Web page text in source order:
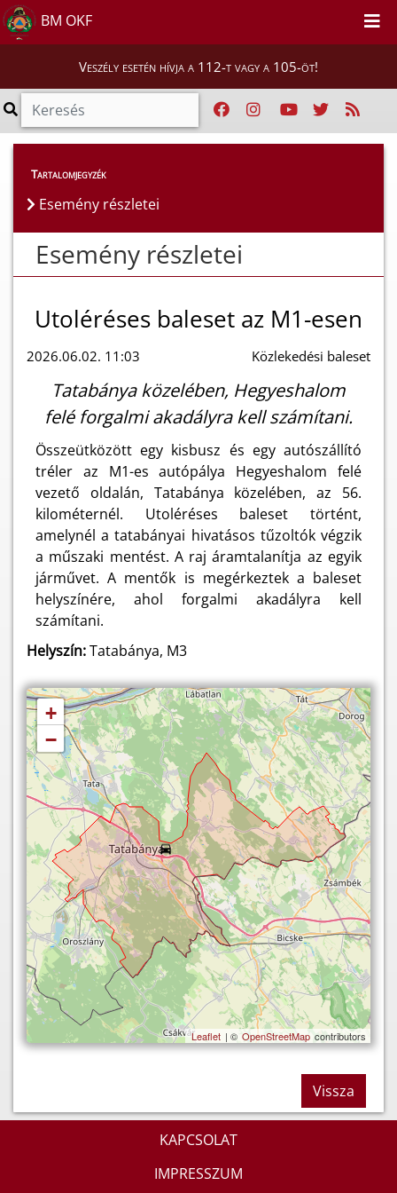
BM OKF
Veszély esetén hívja a 112-t vagy a 105-öt!
Esemény részletei
Tartalomjegyzék
Esemény részletei
Esemény részletei
Utoléréses baleset az M1-esen
2026.06.02. 11:03 Közlekedési baleset
Tatabánya közelében, Hegyeshalom
felé forgalmi akadályra kell számítani.
Összeütközött egy kisbusz és egy autószállító
tréler az M1-es autópálya Hegyeshalom felé
vezető oldalán, Tatabánya közelében, az 56.
kilométernél. Utoléréses baleset történt,
amelynél a tatabányai hivatásos tűzoltók végzik
a műszaki mentést. A raj áramtalanítja az egyik
járművet. A mentők is megérkeztek a baleset
helyszínére, ahol forgalmi akadályra kell
számítani.
Helyszín:Tatabánya, M3
+
−
Leaflet | © OpenStreetMap contributors
Vissza
KAPCSOLAT
IMPRESSZUM